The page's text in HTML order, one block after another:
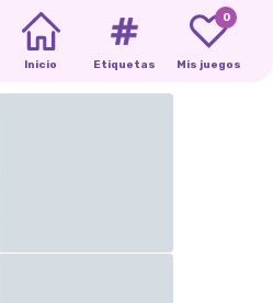
Inicio Etiquetas
0
Mis juegos